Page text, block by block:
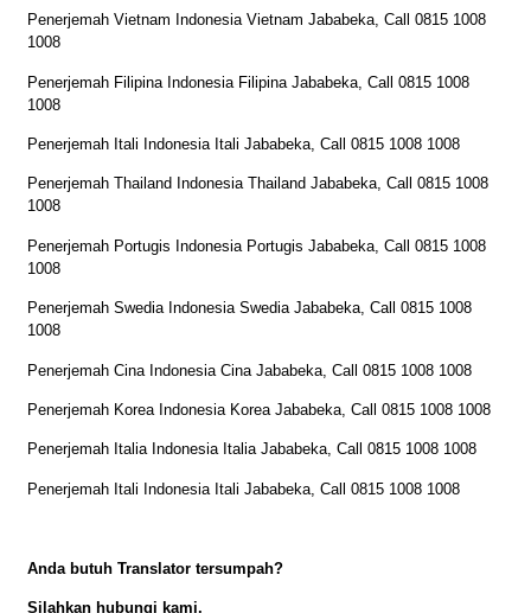
Penerjemah Vietnam Indonesia Vietnam Jababeka, Call 0815 1008
1008
Penerjemah Filipina Indonesia Filipina Jababeka, Call 0815 1008
1008
Penerjemah Itali Indonesia Itali Jababeka, Call 0815 1008 1008
Penerjemah Thailand Indonesia Thailand Jababeka, Call 0815 1008
1008
Penerjemah Portugis Indonesia Portugis Jababeka, Call 0815 1008
1008
Penerjemah Swedia Indonesia Swedia Jababeka, Call 0815 1008
1008
Penerjemah Cina Indonesia Cina Jababeka, Call 0815 1008 1008
Penerjemah Korea Indonesia Korea Jababeka, Call 0815 1008 1008
Penerjemah Italia Indonesia Italia Jababeka, Call 0815 1008 1008
Penerjemah Itali Indonesia Itali Jababeka, Call 0815 1008 1008
Anda butuh Translator tersumpah?
Silahkan hubungi kami.